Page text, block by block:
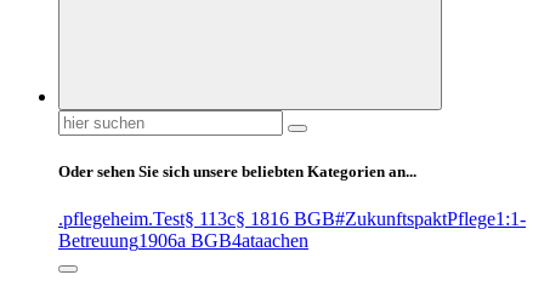
Suchen
nach:
Oder sehen Sie sich unsere beliebten Kategorien an...
.pflegeheim.Test§ 113c§ 1816 BGB#ZukunftspaktPflege1:1-
Betreuung1906a BGB4ataachen